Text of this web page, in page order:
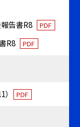
報告書R8 PDF
R8 PDF
PDF